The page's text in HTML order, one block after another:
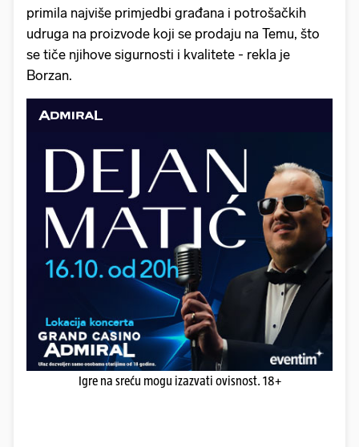
primila najviše primjedbi građana i potrošačkih
udruga na proizvode koji se prodaju na Temu, što
se tiče njihove sigurnosti i kvalitete - rekla je
Borzan.
Igre na sreću mogu izazvati ovisnost. 18+